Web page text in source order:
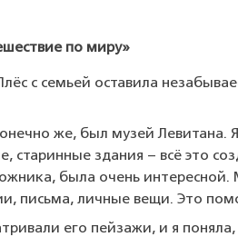
по миру»
с семьей оставила
же, был музей
старинные здания – всё это
была очень
письма, личные вещи. Это
его пейзажи, и я